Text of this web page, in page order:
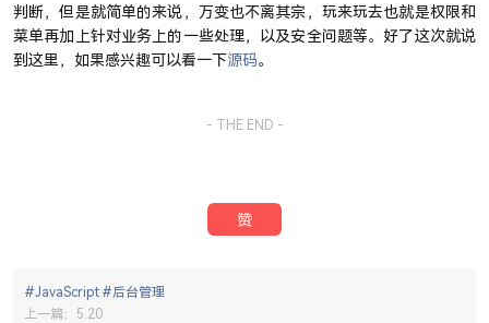
判断，但是就简单的来说，万变也不离其宗，玩来玩去也就是权限和
菜单再加上针对业务上的一些处理，以及安全问题等。好了这次就说
到这里，如果感兴趣可以看一下源码。
- THE END -
赞
#JavaScript #后台管理
上一篇： 5.20